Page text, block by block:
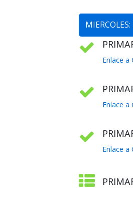
MIERCOLES:
Enlace a
Enlace a
Enlace a